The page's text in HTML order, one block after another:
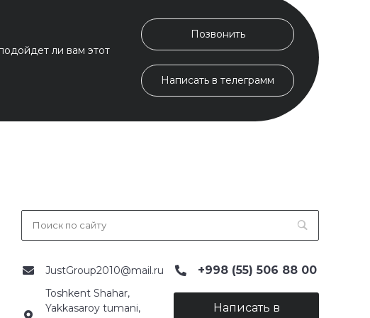
ли вам этот
Позвонить
Написать в телеграмм
JustGroup2010@mail.ru +998 (55) 506 88 00
Toshkent Shahar,
Yakkasaroy tumani,
Написать в